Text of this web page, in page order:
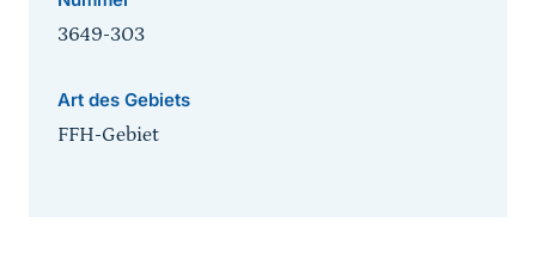
3649-303
Art des Gebiets
FFH-Gebiet